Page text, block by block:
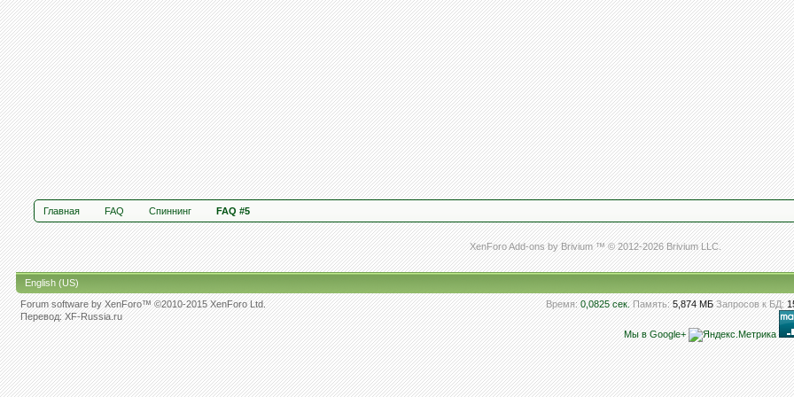
Главная FAQ Спиннинг FAQ #5
XenForo Add-ons by Brivium ™ © 2012-2026 Brivium LLC.
English (US)
Forum software by XenForo™©2010-2015 XenForo Ltd.
Перевод:XF-Russia.ru
Время: 0,0825 сек. Память: 5,874 МБ Запросов к БД:
Мы в Google+